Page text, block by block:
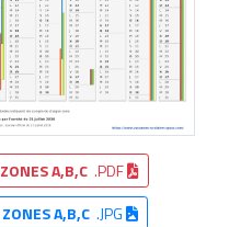
ZONES A,B,C .PDF
ZONES A,B,C.JPG